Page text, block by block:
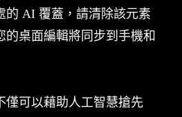
的 AI 覆蓋，請清除該元素
的桌面編輯將同步到手機和
僅可以藉助人工智慧搶先